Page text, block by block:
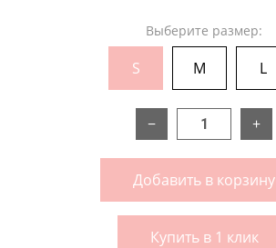
Выберите размер:
S M L
− +
Добавить в корзину
Купить в 1 клик